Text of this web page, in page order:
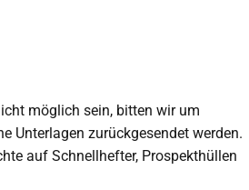
möglich sein, bitten wir um
Unterlagen zurückgesendet werden.
auf Schnellhefter, Prospekthüllen